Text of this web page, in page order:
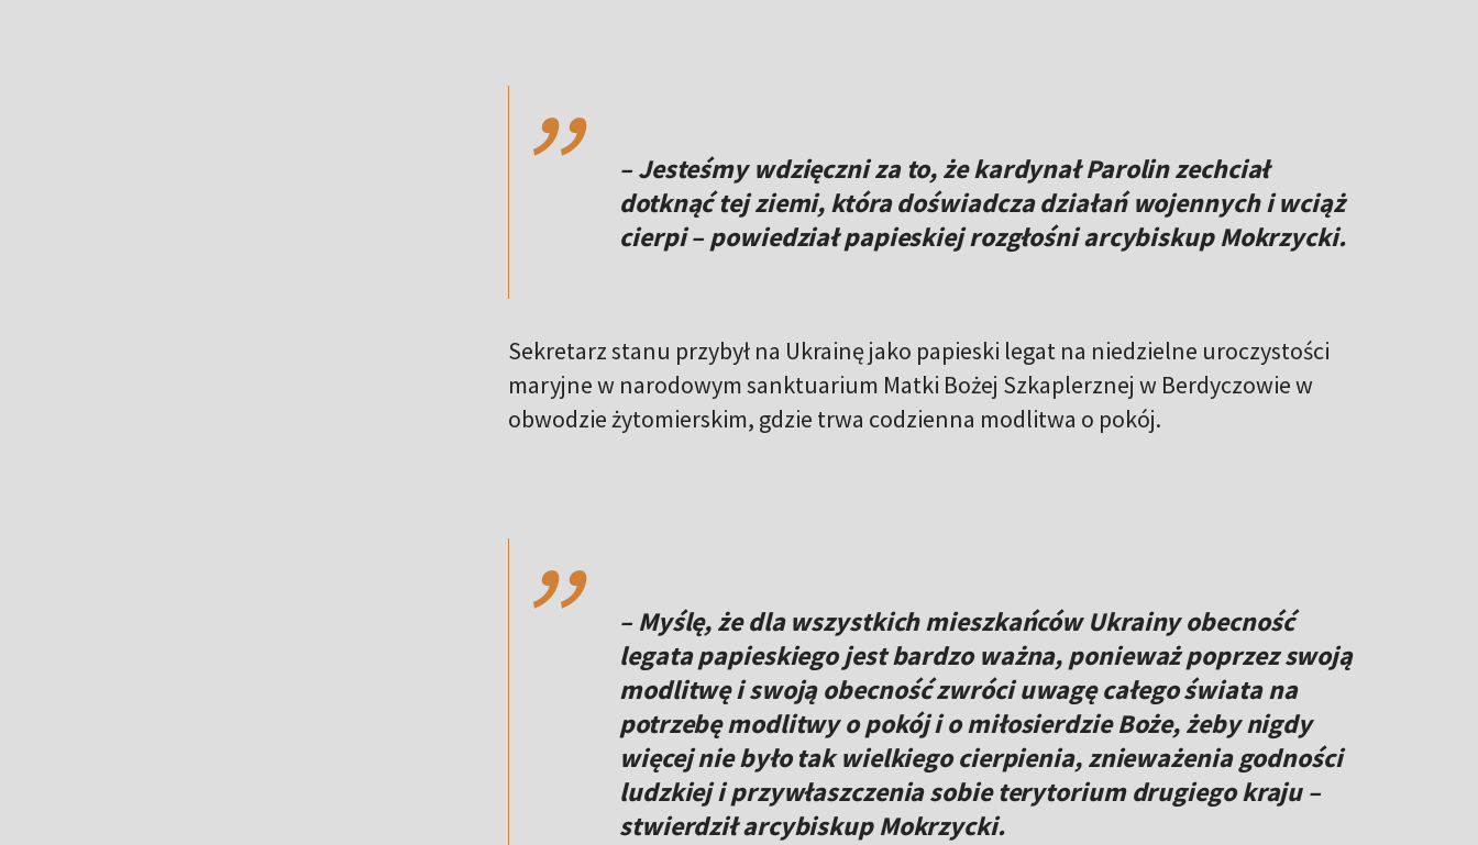
,,
– Jesteśmy wdzięczni za to, że kardynał Parolin zechciał
dotknąć tej ziemi, która doświadcza działań wojennych i wciąż
cierpi – powiedział papieskiej rozgłośni arcybiskup Mokrzycki.
Sekretarz stanu przybył na Ukrainę jako papieski legat na niedzielne uroczystości
maryjne w narodowym sanktuarium Matki Bożej Szkaplerznej w Berdyczowie w
obwodzie żytomierskim, gdzie trwa codzienna modlitwa o pokój.
,,
– Myślę, że dla wszystkich mieszkańców Ukrainy obecność
legata papieskiego jest bardzo ważna, ponieważ poprzez swoją
modlitwę i swoją obecność zwróci uwagę całego świata na
potrzebę modlitwy o pokój i o miłosierdzie Boże, żeby nigdy
więcej nie było tak wielkiego cierpienia, znieważenia godności
ludzkiej i przywłaszczenia sobie terytorium drugiego kraju –
stwierdził arcybiskup Mokrzycki.